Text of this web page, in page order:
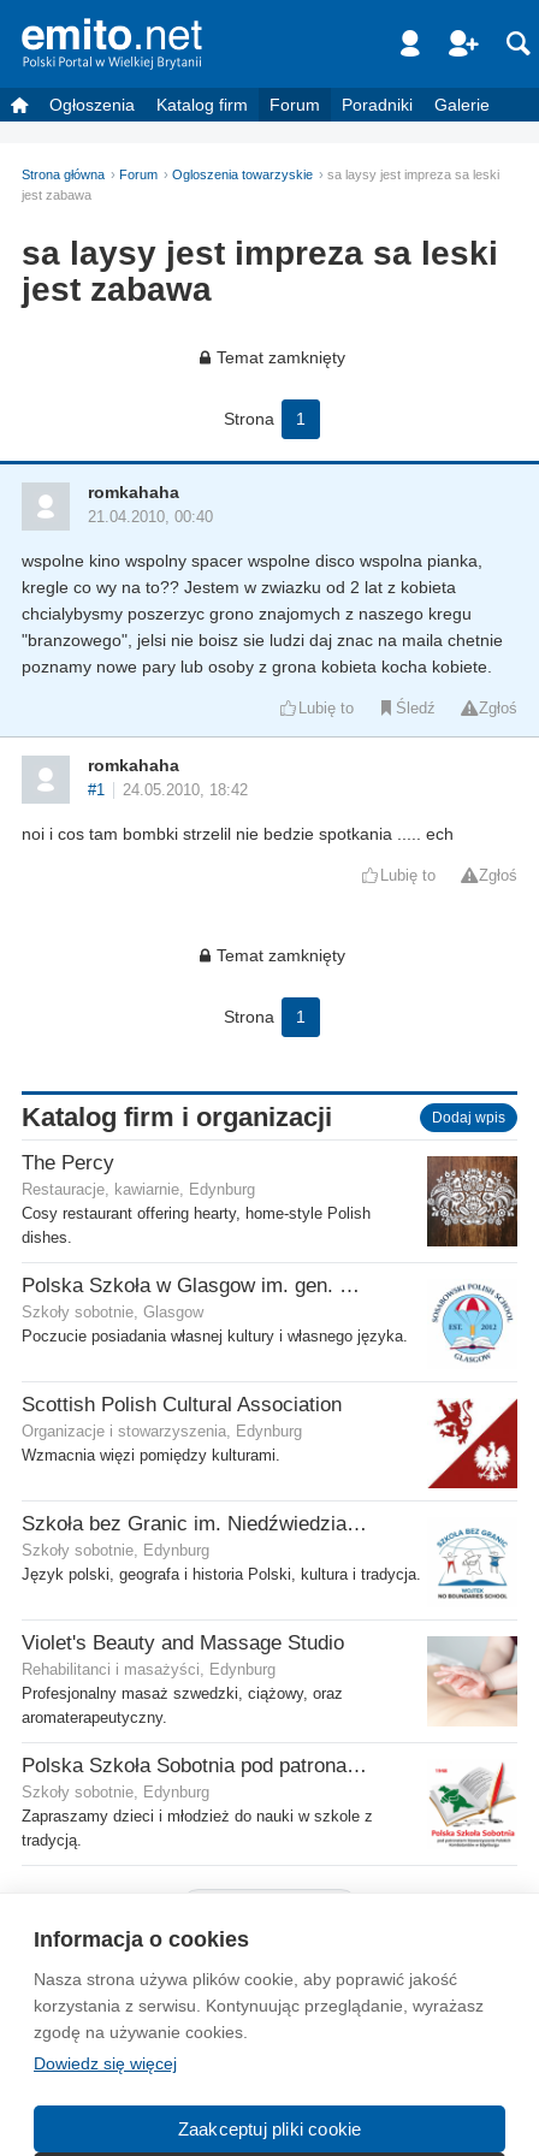
Informacja o cookies
Nasza strona używa plików cookie, aby poprawić jakość
korzystania z serwisu. Kontynuując przeglądanie, wyrażasz
zgodę na używanie cookies.
Dowiedz się więcej
Zaakceptuj pliki cookie
Ogłoszenia Katalog firm Forum Poradniki Galerie
Strona główna Forum Ogloszenia towarzyskie
sa laysy jest impreza sa leski
jest zabawa
sa laysy jest impreza sa leski
jest zabawa
Temat zamknięty
Strona 1
romkahaha
21.04.2010, 00:40
wspolne kino wspolny spacer wspolne disco wspolna pianka,
kregle co wy na to?? Jestem w zwiazku od 2 lat z kobieta
chcialybysmy poszerzyc grono znajomych z naszego kregu
"branzowego", jelsi nie boisz sie ludzi daj znac na maila chetnie
poznamy nowe pary lub osoby z grona kobieta kocha kobiete.
Lubię to Śledź Zgłoś
romkahaha
#1 24.05.2010, 18:42
noi i cos tam bombki strzelil nie bedzie spotkania ..... ech
Lubię to Zgłoś
Temat zamknięty
Strona 1
Katalog firm i organizacji Dodaj wpis
The Percy
Restauracje, kawiarnie, Edynburg
Cosy restaurant offering hearty, home-style Polish
dishes.
Polska Szkoła w Glasgow im. gen. Stanisława Sosabowskiego
Szkoły sobotnie, Glasgow
Poczucie posiadania własnej kultury i własnego języka.
Scottish Polish Cultural Association
Organizacje i stowarzyszenia, Edynburg
Wzmacnia więzi pomiędzy kulturami.
Szkoła bez Granic im. Niedźwiedzia Wojtka
Szkoły sobotnie, Edynburg
Język polski, geografa i historia Polski, kultura i tradycja.
Violet's Beauty and Massage Studio
Rehabilitanci i masażyści, Edynburg
Profesjonalny masaż szwedzki, ciążowy, oraz
aromaterapeutyczny.
Polska Szkoła Sobotnia pod patronatem SPK w Edynburgu - Filia Gilmerton
Szkoły sobotnie, Edynburg
Zapraszamy dzieci i młodzież do nauki w szkole z
tradycją.
Wytyczne dla społeczności Regulamin Prywatność
Reklama Kontakt